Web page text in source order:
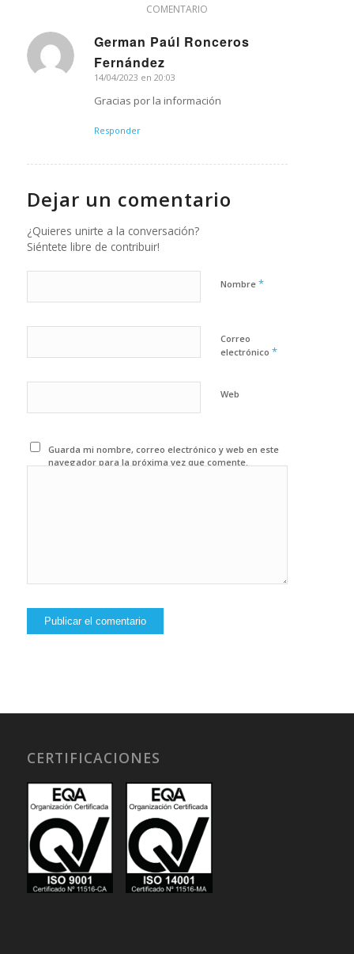
COMENTARIO
German Paúl Ronceros
Fernández
Dice:
14/04/2023 en 20:03
Gracias por la información
Responder
Dejar un comentario
¿Quieres unirte a la conversación?
Siéntete libre de contribuir!
Nombre *
Correo
electrónico *
Web
Guarda mi nombre, correo electrónico y web en este
navegador para la próxima vez que comente.
CERTIFICACIONES